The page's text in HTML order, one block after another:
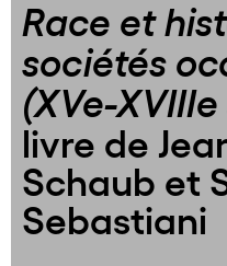
Race et
sociétés
(XVe-
livre de
Schaub et
Sebastiani